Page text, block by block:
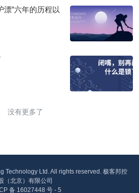
漂”六年的历程以
没有更多了
Technology Ltd. All rights reserved. 极客邦控
（北京）有限公司
备 16027448 号 - 5